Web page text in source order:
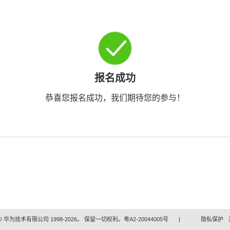
报名成功
恭喜您报名成功，我们期待您的参与！
华为技术有限公司 1998-2026。 保留一切权利。粤A2-20044005号 | 隐私保护